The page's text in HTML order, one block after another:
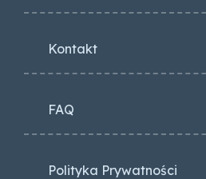
Kontakt
FAQ
Polityka Prywatności